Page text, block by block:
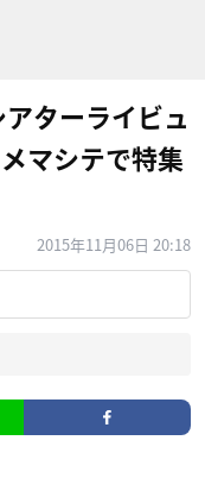
アターライビュ
マシテで特集
2015年11月06日 20:18